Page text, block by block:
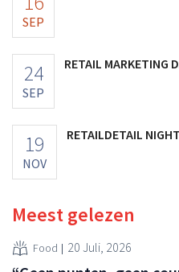
SEP
24
SEP
RETAIL MARKETING
19
NOV
RETAILDETAIL
Meest gelezen
Food 20 Juli, 2026